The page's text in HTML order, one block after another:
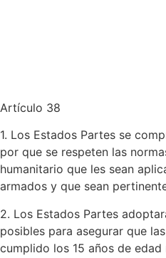
Artículo 38
1. Los Estados Partes se
por que se respeten las
humanitario que les sean
armados y que sean
2. Los Estados Partes
posibles para asegurar que
cumplido los 15 años de